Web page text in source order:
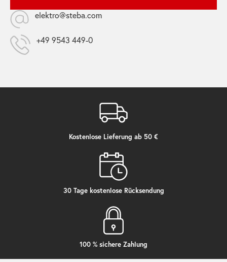
elektro@steba.com
+49 9543 449-0
Kostenlose Lieferung ab 50 €
30 Tage kostenlose Rücksendung
100 % sichere Zahlung